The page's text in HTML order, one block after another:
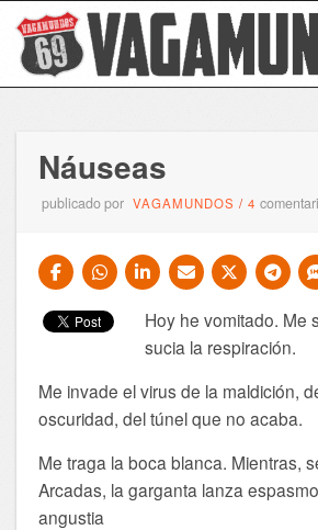
Náuseas
publicado por VAGAMUNDOS /4
Hoy he vomitado. Me
sucia la respiración.
Me invade el virus de la maldición,
oscuridad, del túnel que no acaba.
Me traga la boca blanca. Mientras,
Arcadas, la garganta lanza
angustia